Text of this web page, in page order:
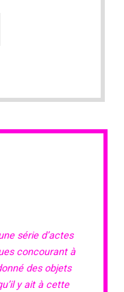
série d’actes
concourant à
des objets
y ait à cette